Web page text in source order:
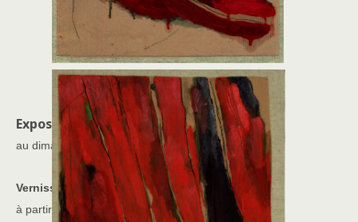
[SHOW PICTURE LIST]
Exposition du mardi 9 avril
au dimanche 28 avril 2013
Vernissage le jeudi 11 avril
à partir de 18h30